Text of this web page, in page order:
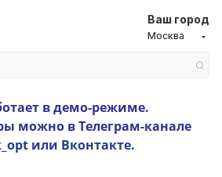
Ваш город
Москва
в демо-режиме.
можно в Телеграм-канале
или Вконтакте.